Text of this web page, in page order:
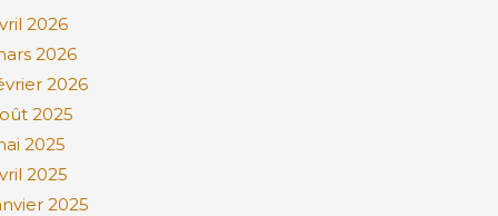
2026
2026
2026
2025
2025
2025
2025